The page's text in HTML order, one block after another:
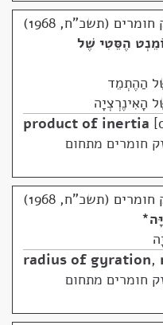
חומרים (תשכ"ח, 1968)
הֶסֵּטִי שֶׁל
הַהֶתְמֵד
הָאִינֶרְצְיָה
product of inertia
חומרים מתחום
חומרים (תשכ"ח, 1968)
*
radius of gyration,
חומרים מתחום